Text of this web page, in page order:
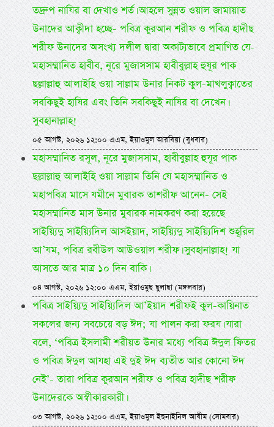
তদ্রুপ নাযির বা দেখাও শর্ত। আহলে সুন্নত ওয়াল জামায়াত
উনাদের আক্বীদা হচ্ছে- পবিত্র কুরআন শরীফ ও পবিত্র হাদীছ
শরীফ উনাদের অসংখ্য দলীল দ্বারা অকাট্যভাবে প্রমাণিত যে-
মহাসম্মানিত হাবীব, নূরে মুজাসসাম হাবীবুল্লাহ হুযূর পাক
ছল্লাল্লাহু আলাইহি ওয়া সাল্লাম উনার নিকট কুল-মাখলুক্বাতের
সবকিছুই হাযির এবং তিনি সবকিছুই নাযির বা দেখেন।
সুবহানাল্লাহ!
০৫ আগস্ট, ২০২৬ ১২:০০ এএম, ইয়াওমুল আরবিয়া (বুধবার)
মহাসম্মানিত রসূল, নূরে মুজাসসাম, হাবীবুল্লাহ হুযূর পাক
ছল্লাল্লাহু আলাইহি ওয়া সাল্লাম তিনি যে মহাসম্মানিত ও
মহাপবিত্র মাসে যমীনে মুবারক তাশরীফ আনেন- সেই
মহাসম্মানিত মাস উনার মুবারক নামকরণ করা হয়েছে
সাইয়্যিদু সাইয়্যিদিল আসইয়াদ, সাইয়্যিদু সাইয়্যিদিশ শুহূরিল
আ’যম, পবিত্র রবীউল আউওয়াল শরীফ। সুবহানাল্লাহ! যা
আসতে আর মাত্র ১০ দিন বাকি।
০৪ আগস্ট, ২০২৬ ১২:০০ এএম, ইয়াওমুছ ছুলাছা (মঙ্গলবার)
পবিত্র সাইয়্যিদু সাইয়্যিদিল আ’ইয়াদ শরীফই কুল-কায়িনাত
সকলের জন্য সবচেয়ে বড় ঈদ; যা পালন করা ফরয। যারা
বলে, ‘পবিত্র ইসলামী শরীয়ত উনার মধ্যে পবিত্র ঈদুল ফিতর
ও পবিত্র ঈদুল আযহা এই দুই ঈদ ব্যতীত আর কোনো ঈদ
নেই’- তারা পবিত্র কুরআন শরীফ ও পবিত্র হাদীছ শরীফ
উনাদেরকে অস্বীকারকারী।
০৩ আগস্ট, ২০২৬ ১২:০০ এএম, ইয়াওমুল ইছনাইনিল আযীম (সোমবার)